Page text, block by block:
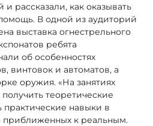
рассказали, как оказывать
В одной из аудиторий
выставка огнестрельного
ребята
об особенностях
винтовок и автоматов, а
оружия. «На занятиях
теоретические
практические навыки в
приближенных к реальным.